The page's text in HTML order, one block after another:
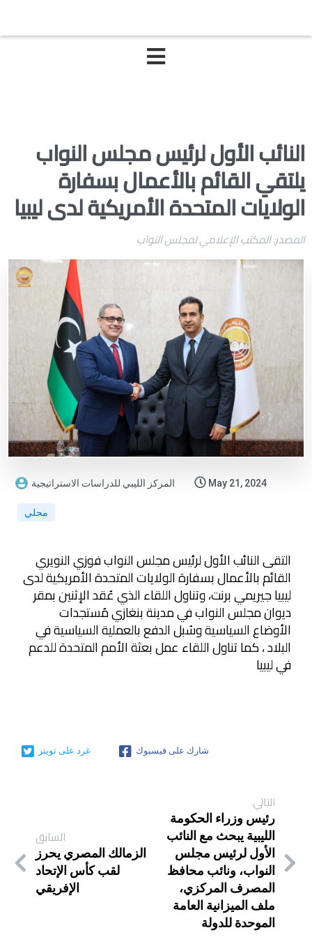
النائب الأول لرئيس مجلس النواب
يلتقي القائم بالأعمال بسفارة
الولايات المتحدة الأمريكية لدى ليبيا
المصدر: المكتب الإعلامي لمجلس النواب
المركز الليبي للدراسات الاستراتيجية May 21, 2024
محلي
التقى النائب الأول لرئيس مجلس النواب فوزي النويري
القائم بالأعمال بسفارة الولايات المتحدة الأمريكية لدى
ليبيا جيريمي برنت، وتناول اللقاء الذي عُقد الإثنين بمقر
ديوان مجلس النواب في مدينة بنغازي مُستجدات
الأوضاع السياسية وسُبل الدفع بالعملية السياسية في
البلاد ، كما تناول اللقاء عمل بعثة الأمم المتحدة للدعم
في ليبيا
غرد على تويتر شارك على فيسبوك
السابق
الزمالك المصري يحرز
لقب كأس الإتحاد
الإفريقي
التالي
رئيس وزراء الحكومة
الليبية يبحث مع النائب
الأول لرئيس مجلس
النواب، ونائب محافظ
المصرف المركزي،
ملف الميزانية العامة
الموحدة للدولة